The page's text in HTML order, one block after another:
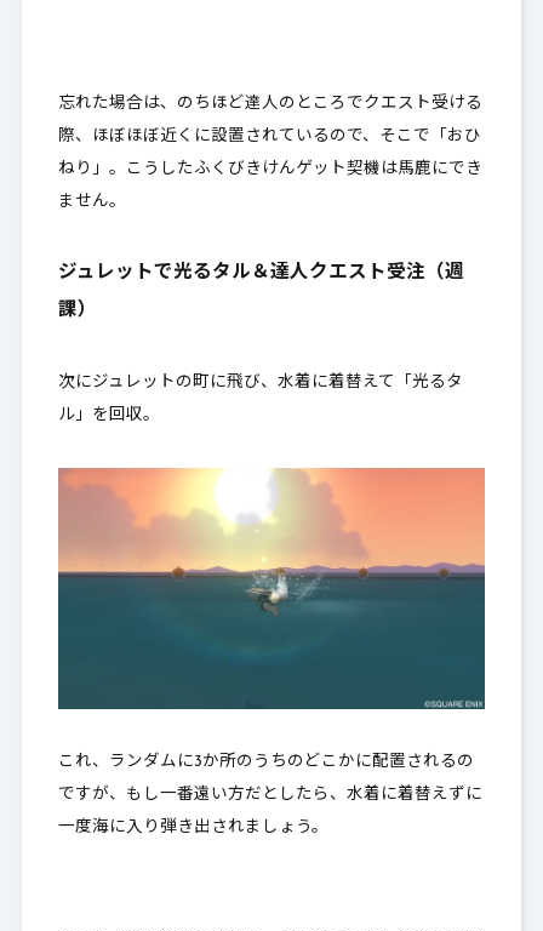
忘れた場合は、のちほど達人のところでクエスト受ける
際、ほぼほぼ近くに設置されているので、そこで「おひ
ねり」。こうしたふくびきけんゲット契機は馬鹿にでき
ません。
ジュレットで光るタル＆達人クエスト受注（週
課）
次にジュレットの町に飛び、水着に着替えて「光るタ
ル」を回収。
これ、ランダムに3か所のうちのどこかに配置されるの
ですが、もし一番遠い方だとしたら、水着に着替えずに
一度海に入り弾き出されましょう。